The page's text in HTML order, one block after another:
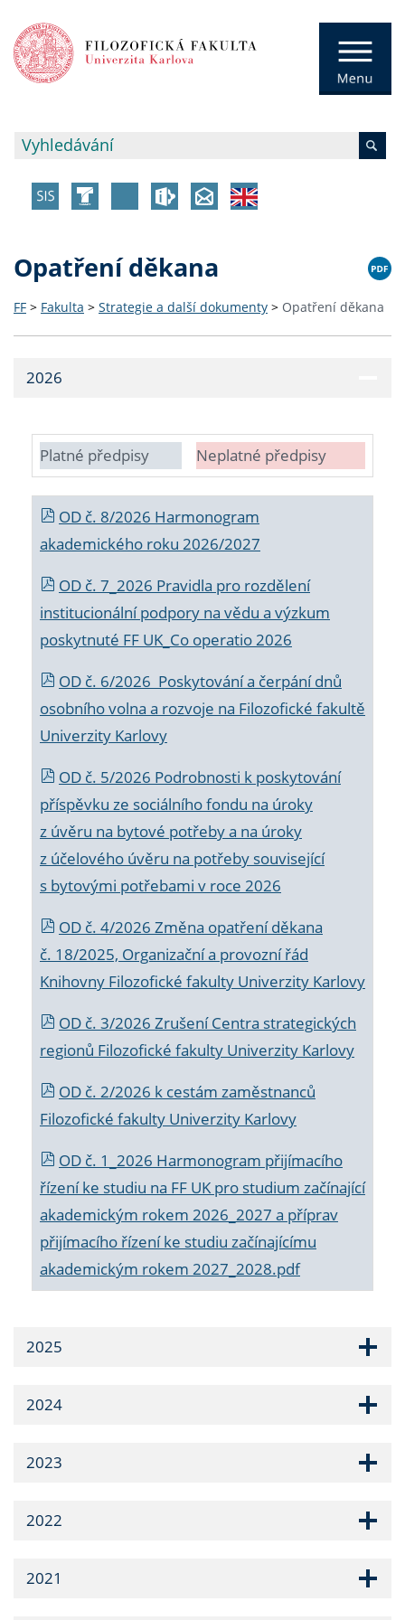
Opatření děkana
FF > Fakulta > Strategie a další dokumenty > Opatření děkana
2026
Platné předpisy Neplatné předpisy
OD č. 8/2026 Harmonogram
akademického roku 2026/2027
OD č. 7_2026 Pravidla pro rozdělení
institucionální podpory na vědu a výzkum
poskytnuté FF UK_Co operatio 2026
OD č. 6/2026 Poskytování a čerpání dnů
osobního volna a rozvoje na Filozofické fakultě
Univerzity Karlovy
OD č. 5/2026 Podrobnosti k poskytování
příspěvku ze sociálního fondu na úroky
z úvěru na bytové potřeby a na úroky
z účelového úvěru na potřeby související
s bytovými potřebami v roce 2026
OD č. 4/2026 Změna opatření děkana
č. 18/2025, Organizační a provozní řád
Knihovny Filozofické fakulty Univerzity Karlovy
OD č. 3/2026 Zrušení Centra strategických
regionů Filozofické fakulty Univerzity Karlovy
OD č. 2/2026 k cestám zaměstnanců
Filozofické fakulty Univerzity Karlovy
OD č. 1_2026 Harmonogram přijímacího
řízení ke studiu na FF UK pro studium začínající
akademickým rokem 2026_2027 a příprav
přijímacího řízení ke studiu začínajícímu
akademickým rokem 2027_2028.pdf
2025
2024
2023
2022
2021